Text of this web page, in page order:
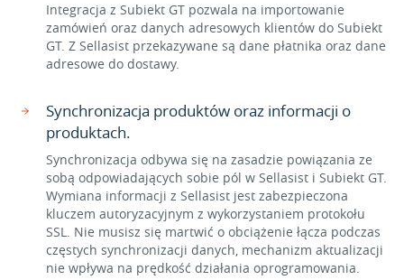
Integracja z Subiekt GT pozwala na importowanie
zamówień oraz danych adresowych klientów do Subiekt
GT. Z Sellasist przekazywane są dane płatnika oraz dane
adresowe do dostawy.
Synchronizacja produktów oraz informacji o
produktach.
Synchronizacja odbywa się na zasadzie powiązania ze
sobą odpowiadających sobie pól w Sellasist i Subiekt GT.
Wymiana informacji z Sellasist jest zabezpieczona
kluczem autoryzacyjnym z wykorzystaniem protokołu
SSL. Nie musisz się martwić o obciążenie łącza podczas
częstych synchronizacji danych, mechanizm aktualizacji
nie wpływa na prędkość działania oprogramowania.